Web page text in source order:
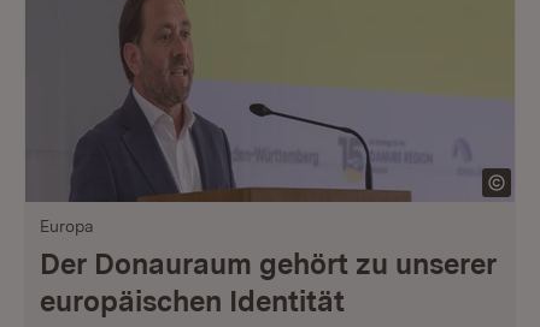
Europa
Der Donauraum gehört zu unserer
europäischen Identität